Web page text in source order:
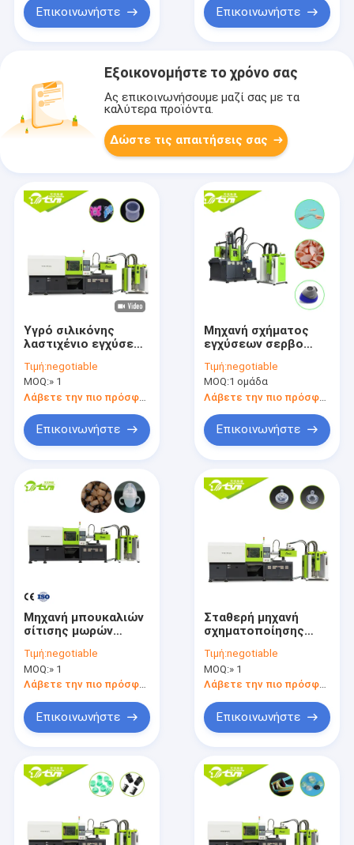
προϊόντα
Σχετικά με εμάς
Επικοινωνήστε Επικοινωνήστε
Εξοικονομήστε το χρόνο σας
Ας επικοινωνήσουμε μαζί σας με τα
καλύτερα προϊόντα.
Δώστε τις απαιτήσεις σας
Υγρό σιλικόνης
λαστιχένιο εγχύσεων
μπουκάλι γάλακτος
μωρών μηχανών
ψηφιακό που
κατασκευάζει τη
μηχανή
Τιμή:negotiable
MOQ:» 1
Λάβετε την πιο πρόσφατη τιμή
Επικοινωνήστε
Μηχανή σχήματος
εγχύσεων σερβο
κατάδυσης, 12.1KW
μηχανή
σχηματοποίησης
εγχύσεων 150 τόνου
Τιμή:negotiable
MOQ:1 ομάδα
Επικοινωνήστε
Μηχανή μπουκαλιών
σίτισης μωρών
μηχανή
σχηματοποίησης
εγχύσεων σιλικόνης
Τιμή:negotiable
MOQ:» 1
Λάβετε την πιο πρόσφατη τιμή
Επικοινωνήστε
Σταθερή μηχανή
σχηματοποίησης
υγρή για τη θηλή
σιλικόνης μωρών
Τιμή:negotiable
MOQ:» 1
Λάβετε την πιο πρόσφατη τιμή
Επικοινωνήστε